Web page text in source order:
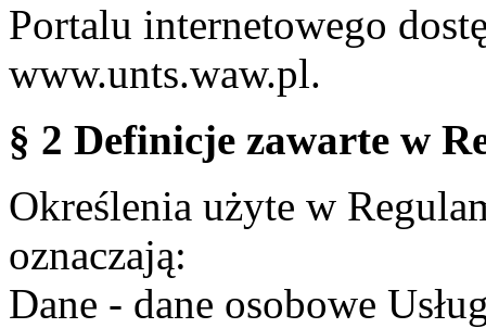
Portalu internetowego
www.unts.waw.pl.
§ 2 Definicje zawarte w
Określenia użyte w
oznaczają:
Dane - dane osobowe